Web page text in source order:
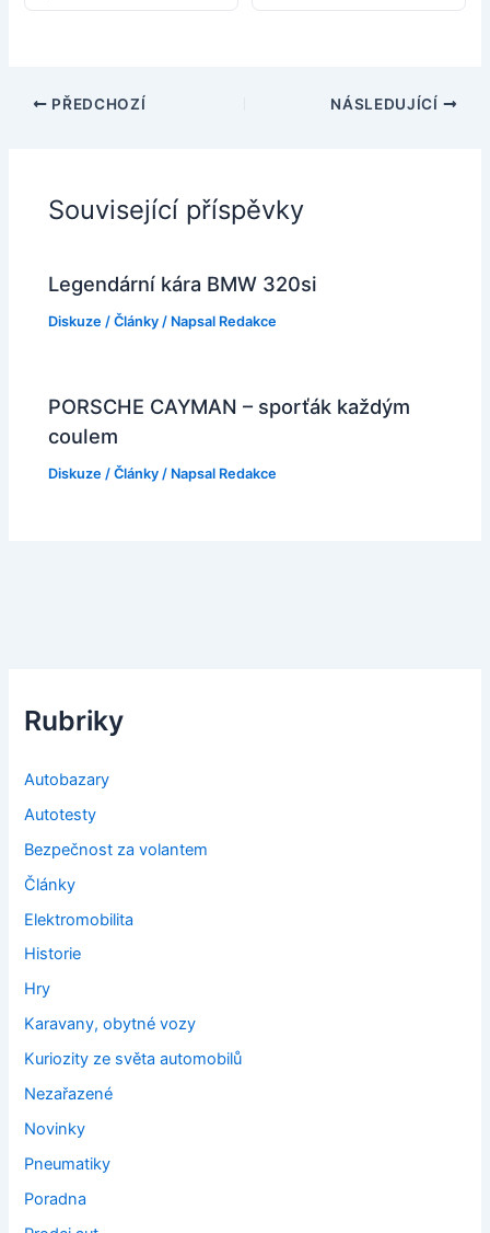
PŘEDCHOZÍ NÁSLEDUJÍCÍ
Související příspěvky
Legendární kára BMW 320si
Diskuze /Články / Napsal Redakce
PORSCHE CAYMAN – sporťák každým
coulem
Diskuze /Články / Napsal Redakce
Rubriky
Autobazary
Autotesty
Bezpečnost za volantem
Články
Elektromobilita
Historie
Hry
Karavany, obytné vozy
Kuriozity ze světa automobilů
Nezařazené
Novinky
Pneumatiky
Poradna